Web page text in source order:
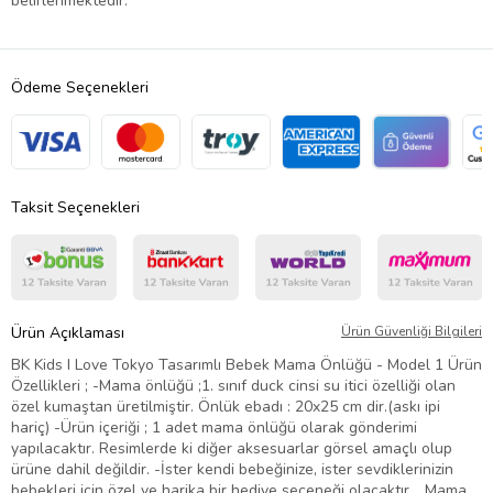
Ödeme Seçenekleri
Taksit Seçenekleri
Ürün Açıklaması Ürün Güvenliği Bilgileri
BK Kids I Love Tokyo Tasarımlı Bebek Mama Önlüğü - Model 1 Ürün
Özellikleri ; -Mama önlüğü ;1. sınıf duck cinsi su itici özelliği olan
özel kumaştan üretilmiştir. Önlük ebadı : 20x25 cm dir.(askı ipi
hariç) -Ürün içeriği ; 1 adet mama önlüğü olarak gönderimi
yapılacaktır. Resimlerde ki diğer aksesuarlar görsel amaçlı olup
ürüne dahil değildir. -İster kendi bebeğinize, ister sevdiklerinizin